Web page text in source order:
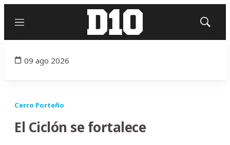
Menú
Mostrar
09 ago 2026
Cerro Porteño
El Ciclón se fortalece